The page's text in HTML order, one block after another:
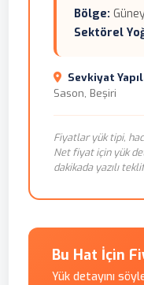
Bölge:
Sektörel
Sevkiyat
Sason, Beşiri
Fiyatlar yük tipi,
Net fiyat için yük
dakikada yazılı
Bu Hat İçin
Yük detayını